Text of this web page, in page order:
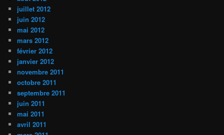
juillet 2012
juin 2012
mai 2012
mars 2012
février 2012
janvier 2012
novembre 2011
octobre 2011
septembre 2011
juin 2011
mai 2011
avril 2011